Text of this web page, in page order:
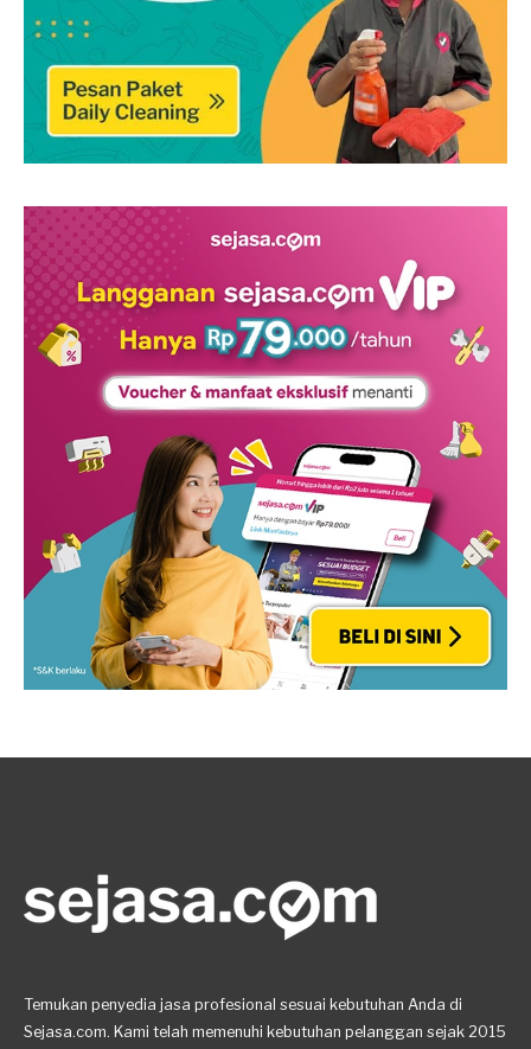
Temukan penyedia jasa profesional sesuai kebutuhan Anda di
Sejasa.com. Kami telah memenuhi kebutuhan pelanggan sejak 2015